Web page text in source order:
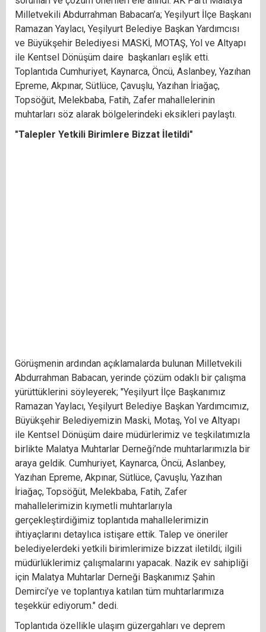
Milletvekili Abdurrahman Babacan’a; Yeşilyurt İlçe Başkanı
Ramazan Yaylacı, Yeşilyurt Belediye Başkan Yardımcısı
ve Büyükşehir Belediyesi MASKİ, MOTAŞ, Yol ve Altyapı
ile Kentsel Dönüşüm daire başkanları eşlik etti.
Toplantıda Cumhuriyet, Kaynarca, Öncü, Aslanbey, Yazıhan
Epreme, Akpınar, Sütlüce, Çavuşlu, Yazıhan İriağaç,
Topsöğüt, Melekbaba, Fatih, Zafer mahallelerinin
muhtarları söz alarak bölgelerindeki eksikleri paylaştı.
"Talepler Yetkili Birimlere Bizzat İletildi"
Görüşmenin ardından açıklamalarda bulunan Milletvekili
Abdurrahman Babacan, yerinde çözüm odaklı bir çalışma
yürüttüklerini söyleyerek; "Yeşilyurt İlçe Başkanımız
Ramazan Yaylacı, Yeşilyurt Belediye Başkan Yardımcımız,
Büyükşehir Belediyemizin Maski, Motaş, Yol ve Altyapı
ile Kentsel Dönüşüm daire müdürlerimiz ve teşkilatımızla
birlikte Malatya Muhtarlar Derneği’nde muhtarlarımızla bir
araya geldik. Cumhuriyet, Kaynarca, Öncü, Aslanbey,
Yazıhan Epreme, Akpınar, Sütlüce, Çavuşlu, Yazıhan
İriağaç, Topsöğüt, Melekbaba, Fatih, Zafer
mahallelerimizin kıymetli muhtarlarıyla
gerçekleştirdiğimiz toplantıda mahallelerimizin
ihtiyaçlarını detaylıca istişare ettik. Talep ve öneriler
belediyelerdeki yetkili birimlerimize bizzat iletildi; ilgili
müdürlüklerimiz çalışmalarını yapacak. Nazik ev sahipliği
için Malatya Muhtarlar Derneği Başkanımız Şahin
Demirci’ye ve toplantıya katılan tüm muhtarlarımıza
teşekkür ediyorum." dedi.
Toplantıda özellikle ulaşım güzergahları ve deprem